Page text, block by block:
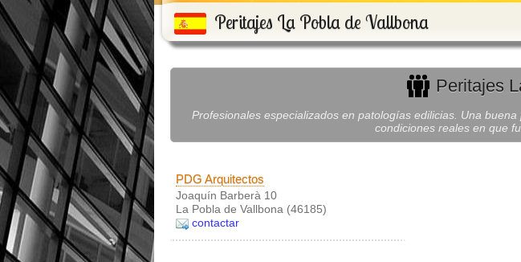
Peritajes La Pobla de Vallbona
Peritajes
Profesionales especializados en patologías edilicias. Una
condiciones reales en que
PDG Arquitectos
Joaquín Barberà 10
La Pobla de Vallbona (46185)
contactar